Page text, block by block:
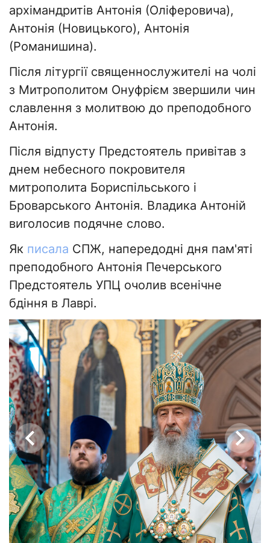
архімандритів Антонія (Оліферовича),
Антонія (Новицького), Антонія
(Романишина).
Після літургії священнослужителі на чолі
з Митрополитом Онуфрієм звершили чин
славлення з молитвою до преподобного
Антонія.
Після відпусту Предстоятель привітав з
днем небесного покровителя
митрополита Бориспільського і
Броварського Антонія. Владика Антоній
виголосив подячне слово.
Як писала СПЖ, напередодні дня пам'яті
преподобного Антонія Печерського
Предстоятель УПЦ очолив всенічне
бдіння в Лаврі.